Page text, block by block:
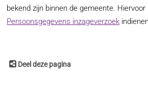
bekend zijn binnen de gemeente. Hiervoor
Persoonsgegevens inzageverzoek
Deel deze pagina